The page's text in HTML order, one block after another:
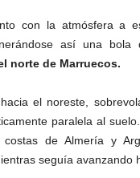
con la atmósfera a
así una
norte de Marruecos.
el noreste,
paralela al
costas de Almería y
seguía avanzando